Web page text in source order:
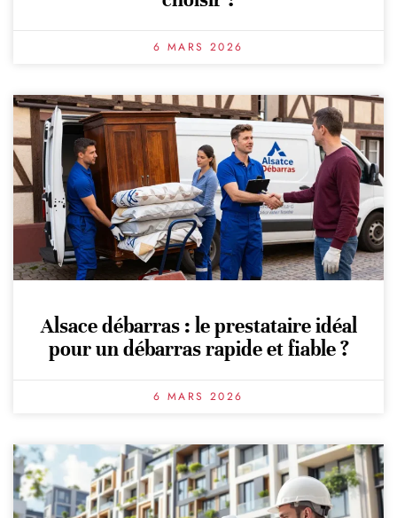
6 MARS 2026
Alsace débarras : le prestataire idéal
pour un débarras rapide et fiable ?
6 MARS 2026